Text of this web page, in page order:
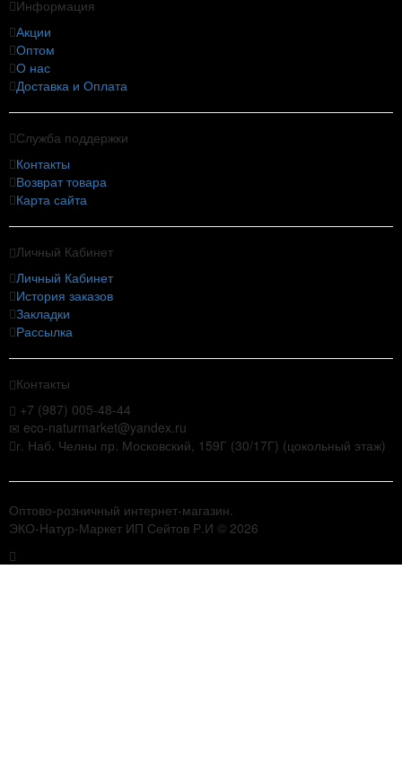
Информация
Акции
Оптом
О нас
Доставка и Оплата
Служба поддержки
Контакты
Возврат товара
Карта сайта
Личный Кабинет
Личный Кабинет
История заказов
Закладки
Рассылка
Контакты
+7 (987) 005-48-44
eco-naturmarket@yandex.ru
г. Наб. Челны пр. Московский, 159Г (30/17Г) (цокольный этаж)
Оптово-розничный интернет-магазин.
ЭКО-Натур-Маркет ИП Сейтов Р.И © 2026